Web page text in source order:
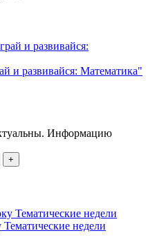
и развивайся: Математика"
Информацию
+
недели